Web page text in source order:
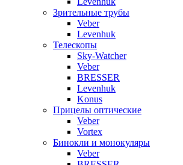
Зрительные трубы
Veber
Levenhuk
Телескопы
Sky-Watcher
Veber
BRESSER
Levenhuk
Konus
Прицелы оптические
Veber
Vortex
Бинокли и монокуляры
Veber